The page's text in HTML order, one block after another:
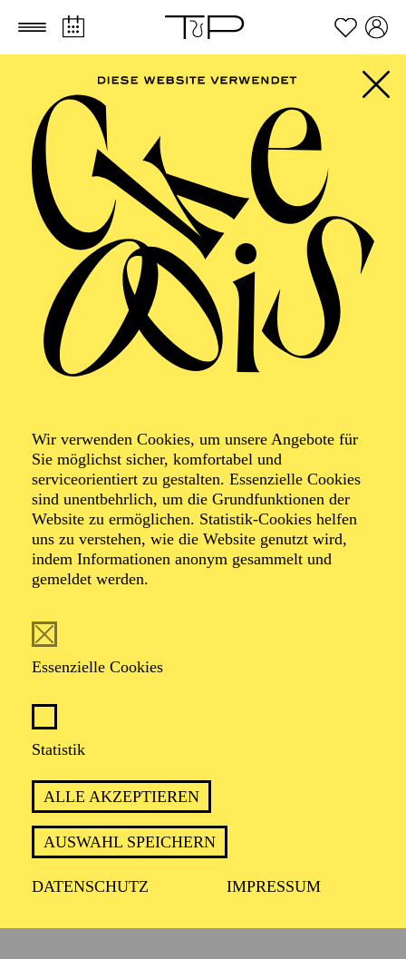
Zum Hauptinhalt springen Zum Footer springen
Wir verwenden Cookies, um unsere Angebote für
Sie möglichst sicher, komfortabel und
serviceorientiert zu gestalten. Essenzielle Cookies
sind unentbehrlich, um die Grundfunktionen der
Website zu ermöglichen. Statistik-Cookies helfen
uns zu verstehen, wie die Website genutzt wird,
indem Informationen anonym gesammelt und
gemeldet werden.
Essenzielle Cookies
Statistik
ALLE AKZEPTIEREN
AUSWAHL SPEICHERN
DATENSCHUTZ IMPRESSUM
PHILHARMONIE
Jugendkonzert · Entertainment
Von Film bis
Musical
2 Stunden, inkl. Pause